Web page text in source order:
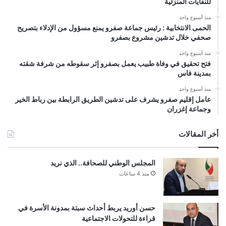
منذ أسبوع واحد
الحمى الانتخابية : رئيس جماعة صفرو يمنع مسؤول من الإدلاء بتصريح
صحفي خلال تدشين مشروع بصفرو
منذ أسبوع واحد
فتح تحقيق في وفاة طبيب يعمل بصفرو إثر سقوطه من شرفة شقته
بمدينة فاس
منذ أسبوع واحد
عامل إقليم صفرو يشرف على تدشين الطريق الرابطة بين رباط الخير
وجماعة إغزران
أخر المقالات
المجلس الوطني للصحافة.. الذي نريد
منذ 4 ساعات
حسن أوريد يربط أحداث سبتة بمدونة الأسرة في
قراءة للتحولات الاجتماعية